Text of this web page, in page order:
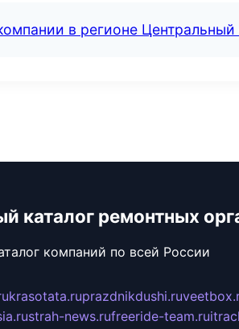
в регионе
каталог ремонтных
компаний по всей России
krasotata.ruprazdnikdushi.ru
strah-news.rufreeride-team.ru